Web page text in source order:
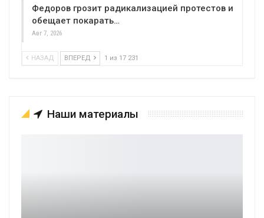
Федоров грозит радикализацией протестов и
обещает покарать…
Авг 7, 2026
НАЗАД ВПЕРЕД 1 из 17 231
Наши материалы